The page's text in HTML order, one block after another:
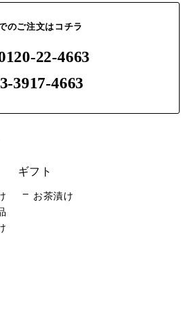
のご注文はコチラ
22-4663
3917-4663
ギフト
お茶漬け